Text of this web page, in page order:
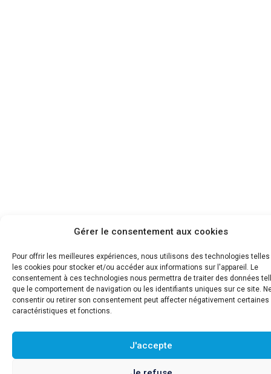
Gérer le consentement aux cookies
Pour offrir les meilleures expériences, nous utilisons des technologies telles
les cookies pour stocker et/ou accéder aux informations sur l'appareil. Le
consentement à ces technologies nous permettra de traiter des données
que le comportement de navigation ou les identifiants uniques sur ce site.
consentir ou retirer son consentement peut affecter négativement certaines
caractéristiques et fonctions.
J'accepte